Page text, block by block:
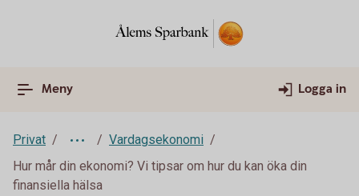
Meny Logga in
Privat
Vardagsekonomi
Hur mår din ekonomi? Vi tipsar om hur du kan öka din
finansiella hälsa